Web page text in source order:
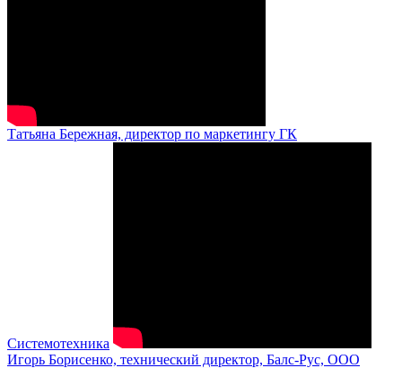
Татьяна Бережная, директор по маркетингу ГК
Системотехника
Игорь Борисенко, технический директор, Балс-Рус, ООО